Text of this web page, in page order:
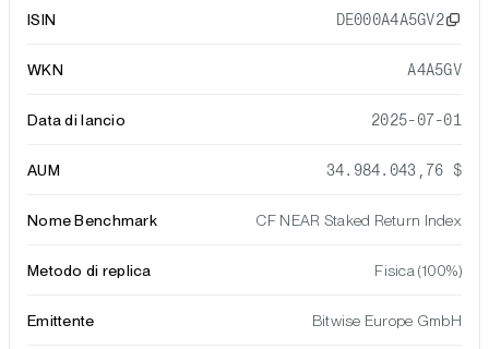
ISIN DE000A4A5GV2
WKN A4A5GV
Data di lancio 2025-07-01
AUM 34.984.043,76 $
Nome Benchmark CF NEAR Staked Return Index
Metodo di replica Fisica (100%)
Emittente Bitwise Europe GmbH